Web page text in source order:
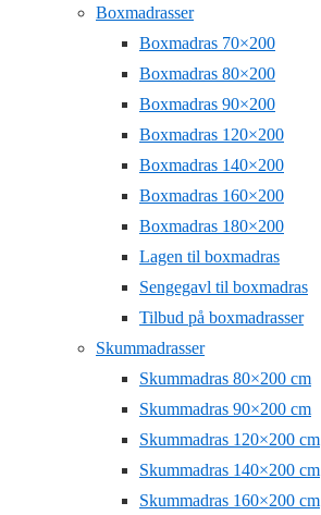
Boxmadrasser
Boxmadras 70×200
Boxmadras 80×200
Boxmadras 90×200
Boxmadras 120×200
Boxmadras 140×200
Boxmadras 160×200
Boxmadras 180×200
Lagen til boxmadras
Sengegavl til boxmadras
Tilbud på boxmadrasser
Skummadrasser
Skummadras 80×200 cm
Skummadras 90×200 cm
Skummadras 120×200 cm
Skummadras 140×200 cm
Skummadras 160×200 cm